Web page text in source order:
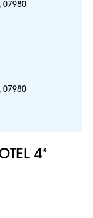
07980
07980
4*